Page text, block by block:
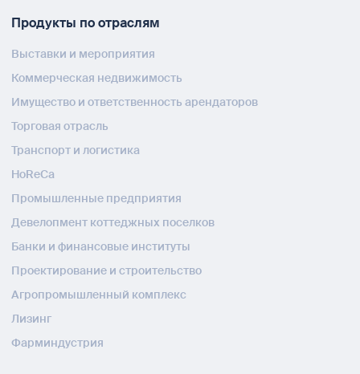
Продукты по отраслям
Выставки и мероприятия
Коммерческая недвижимость
Имущество и ответственность арендаторов
Торговая отрасль
Транспорт и логистика
HoReCa
Промышленные предприятия
Девелопмент коттеджных поселков
Банки и финансовые институты
Проектирование и строительство
Агропромышленный комплекс
Лизинг
Фарминдустрия